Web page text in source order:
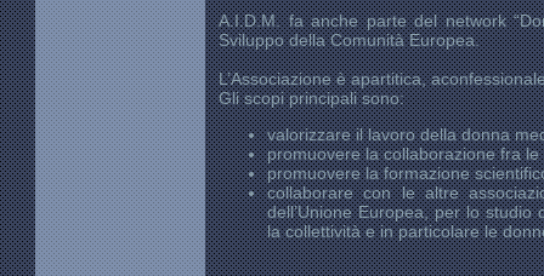
A.I.D.M. fa anche parte del network
Sviluppo della Comunità Europea.
L’Associazione è apartitica,
Gli scopi principali sono:
valorizzare il lavoro della donna
promuovere la collaborazione fra
promuovere la formazione
collaborare con le altre
dell’Unione Europea, per lo
la collettività e in particolare le